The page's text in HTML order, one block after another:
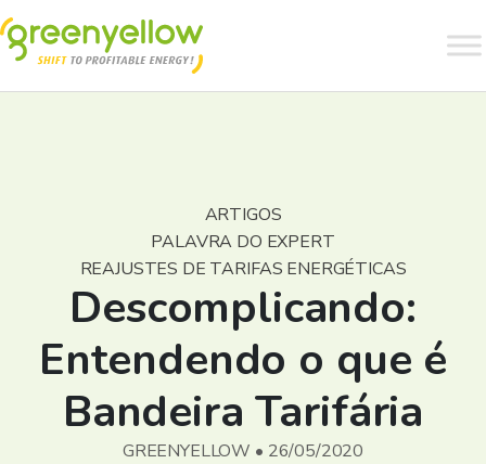
ARTIGOS
PALAVRA DO EXPERT
REAJUSTES DE TARIFAS ENERGÉTICAS
Descomplicando:
Entendendo o que é
Bandeira Tarifária
GREENYELLOW • 26/05/2020